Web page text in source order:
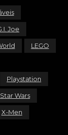
Joe
LEGO
Playstation
Star Wars
X-Men